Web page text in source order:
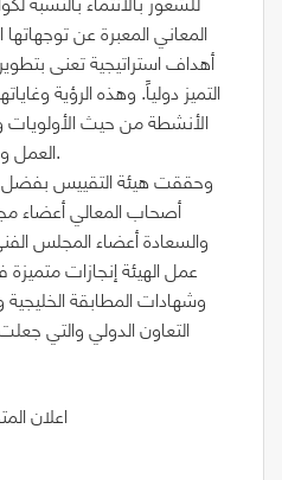
المعاني المعبرة عن
أهداف استراتيجية تعنى
التميز دولياً. وهذه الرؤية
الأنشطة من حيث الأولويات
العمل وقياس وتطوير الأداء في الهيئة.
وحققت هيئة التقييس بفضل
أصحاب المعالي أعضاء
والسعادة أعضاء المجلس
عمل الهيئة إنجازات
وشهادات المطابقة الخليجية
التعاون الدولي والتي